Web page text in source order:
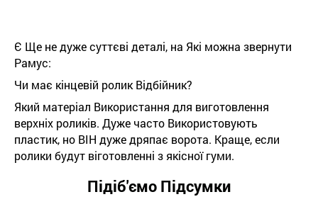
Є Ще не дуже суттєві деталі, на Які можна звернути
Рамус:
Чи має кінцевій ролик Відбійник?
Який матеріал Використання для виготовлення
верхніх роликів. Дуже часто Використовують
пластик, но ВІН дуже дряпає ворота. Краще, если
ролики будут віготовленні з якісної гуми.
Підіб'ємо Підсумки